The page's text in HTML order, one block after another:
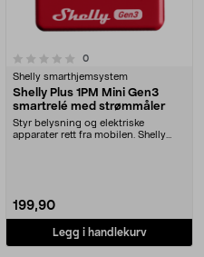
0anmeldelser
Shelly smarthjemsystem
Shelly Plus 1PM Mini Gen3
smartrelé med strømmåler
Styr belysning og elektriske
apparater rett fra mobilen. Shelly
199,90
Legg i handlekurv